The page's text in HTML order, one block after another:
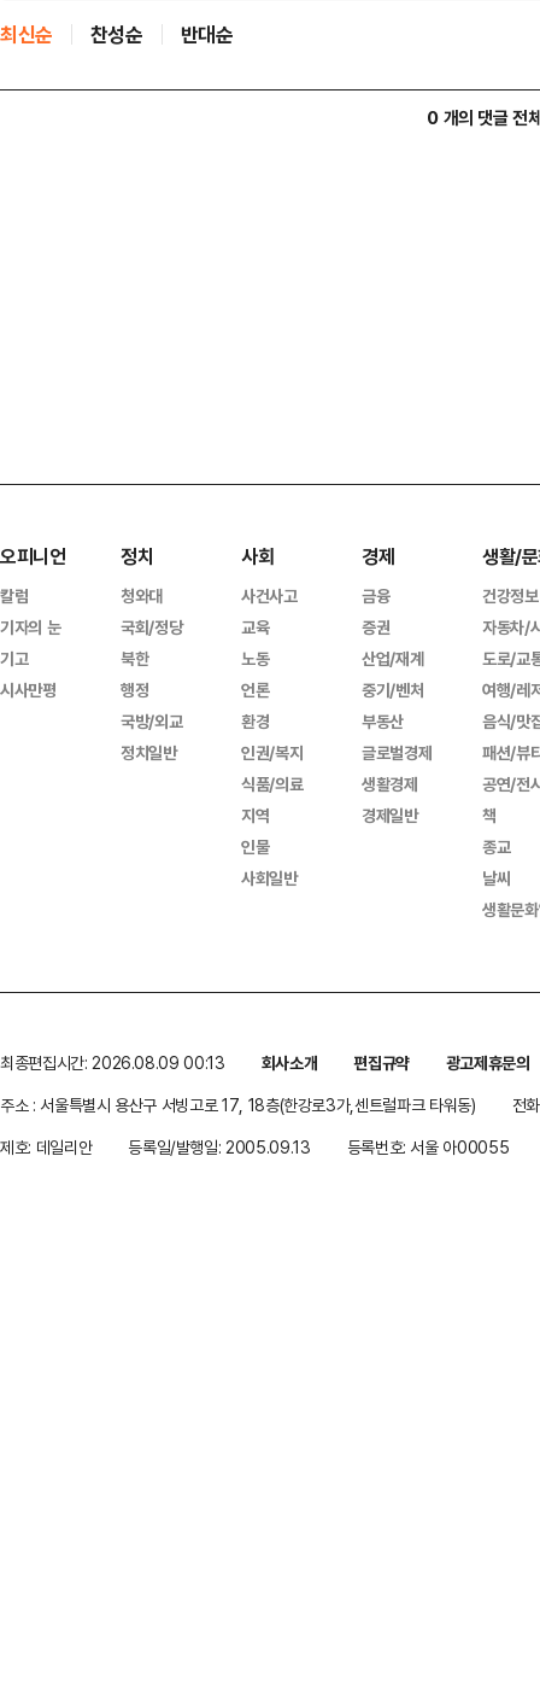
최신순 찬성순 반대순
0 개의 댓글 전
오피니언
칼럼
기자의 눈
기고
시사만평
정치
청와대
국회/정당
북한
행정
국방/외교
정치일반
사회
사건사고
교육
노동
언론
환경
인권/복지
식품/의료
지역
인물
사회일반
경제
금융
증권
산업/재계
중기/벤처
부동산
글로벌경제
생활경제
경제일반
생활/
건강정보
자동차/
도로/교
여행/레
음식/맛
패션/뷰
공연/전
책
종교
날씨
생활문
최종편집시간: 2026.08.09 00:13 회사소개 편집규약
광고제휴문의
주소 : 서울특별시 용산구 서빙고로 17, 18층(한강로3가,센트럴파크 타워동)
전
제호: 데일리안
등록일/발행일: 2005.09.13 등록번호: 서울 아00055